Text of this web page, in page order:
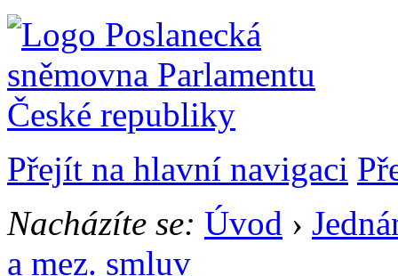
Přejít na hlavní navigaci
Nacházíte se: Úvod ›
a mez. smluv